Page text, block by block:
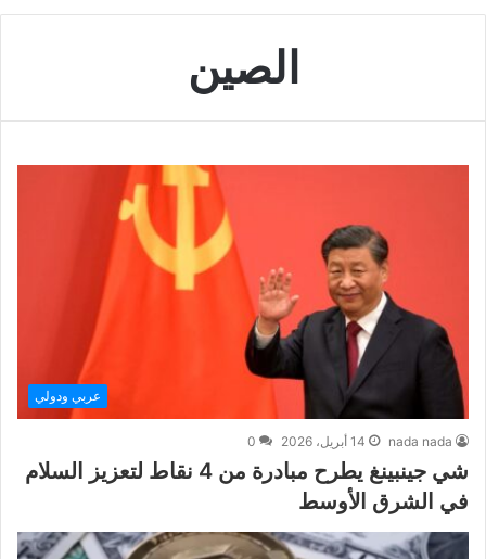
الصين
عربي ودولي
nada nada 14 أبريل، 2026 0
شي جينبينغ يطرح مبادرة من 4 نقاط لتعزيز السلام
في الشرق الأوسط